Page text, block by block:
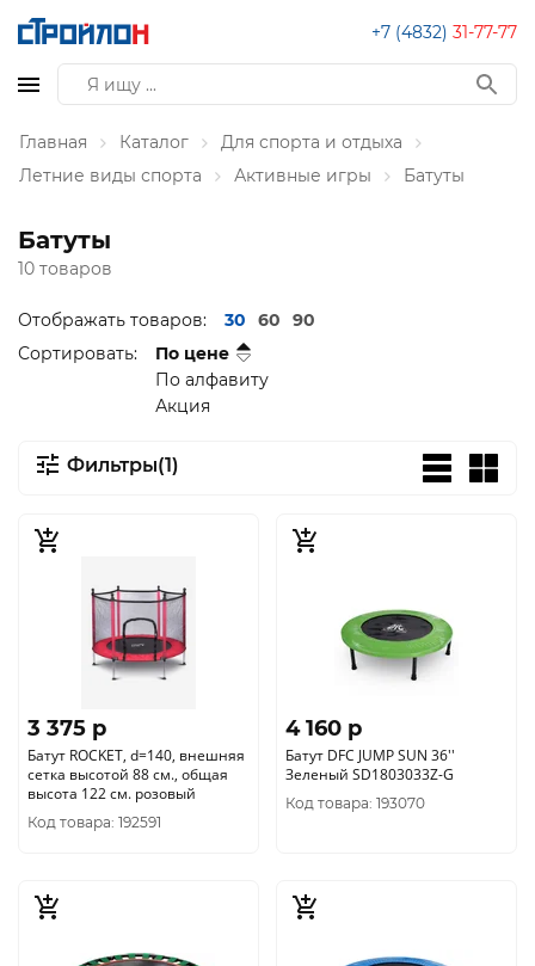
+7 (4832) 31-77-77
Главная Каталог
Для спорта и отдыха
Летние виды спорта
Активные игры Батуты
Батуты
10 товаров
Отображать товаров: 30 60
90
Сортировать:
По цене
По алфавиту
Акция
Фильтры(1)
3 375 p
Батут ROCKET, d=140, внешняя
сетка высотой 88 см., общая
высота 122 см. розовый
Код товара: 192591
4 160 p
Батут DFC JUMP SUN 36''
Зеленый SD1803033Z-G
Код товара: 193070